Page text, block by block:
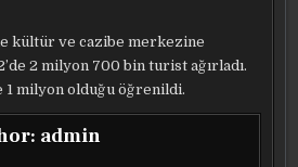
kültür ve cazibe merkezine
2 milyon 700 bin turist ağırladı.
1 milyon olduğu öğrenildi.
admin